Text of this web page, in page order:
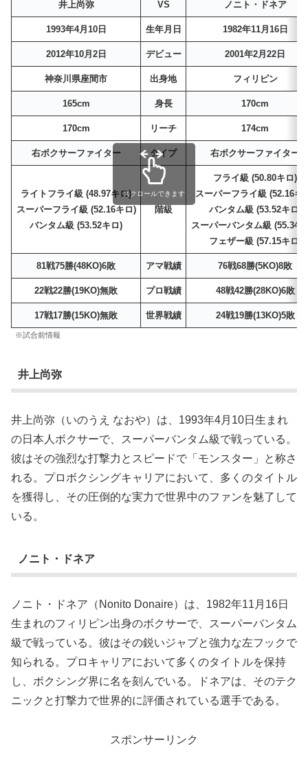
井上尚弥 VS ノニト・ドネア
1993年4月10日 生年月日 1982年11月16日
2012年10月2日 デビュー 2001年2月22日
神奈川県座間市 出身地 フィリピン
165cm 身長 170cm
170cm リーチ 174cm
右ボクサーファイター タイプ 右ボクサーファイター
ライトフライ級 (48.97キロ)
スーパーフライ級 (52.16キロ)
バンタム級 (53.52キロ)
階級
フライ級 (50.80キロ)
スーパーフライ級 (52.16キ
バンタム級 (53.52キロ)
スーパーバンタム級 (55.34
フェザー級 (57.15キロ)
81戦75勝(48KO)6敗 アマ戦績 76戦68勝(5KO)8敗
22戦22勝(19KO)無敗 プロ戦績 48戦42勝(28KO)6敗
17戦17勝(15KO)無敗 世界戦績 24戦19勝(13KO)5敗
スクロールできます
※試合前情報
井上尚弥
井上尚弥（いのうえ なおや）は、1993年4月10日生まれ
の日本人ボクサーで、スーパーバンタム級で戦っている。
彼はその強烈な打撃力とスピードで「モンスター」と称さ
れる。プロボクシングキャリアにおいて、多くのタイトル
を獲得し、その圧倒的な実力で世界中のファンを魅了して
いる。
ノニト・ドネア
ノニト・ドネア（Nonito Donaire）は、1982年11月16日
生まれのフィリピン出身のボクサーで、スーパーバンタム
級で戦っている。彼はその鋭いジャブと強力な左フックで
知られる。プロキャリアにおいて多くのタイトルを保持
し、ボクシング界に名を刻んでいる。ドネアは、そのテク
ニックと打撃力で世界的に評価されている選手である。
スポンサーリンク